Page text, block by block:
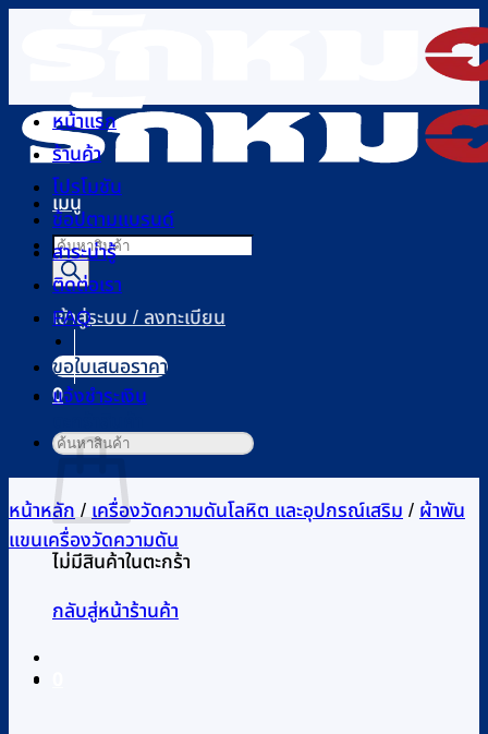
เนื้อหา
เมนู
Products
search
เข้าสู่ระบบ / ลงทะเบียน
0
ไม่มีสินค้าในตะกร้า
กลับสู่หน้าร้านค้า
หน้าแรก
ร้านค้า
โปรโมชัน
ช้อปตามแบรนด์
สาระน่ารู้
ติดต่อเรา
FAQ
ขอใบเสนอราคา
แจ้งชำระเงิน
ค้นหา:
หน้าหลัก / เครื่องวัดความดันโลหิต และอุปกรณ์เสริม / ผ้าพัน
แขนเครื่องวัดความดัน